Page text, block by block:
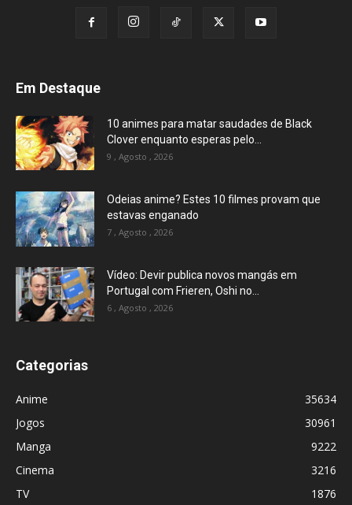
Em Destaque
10 animes para matar saudades de Black
Clover enquanto esperas pelo...
9 , Agosto , 2026
Odeias anime? Estes 10 filmes provam que
estavas enganado
7 , Agosto , 2026
Vídeo: Devir publica novos mangás em
Portugal com Frieren, Oshi no...
6 , Agosto , 2026
Categorias
Anime
35634
Jogos
30961
Manga
9222
Cinema
3216
TV
1876